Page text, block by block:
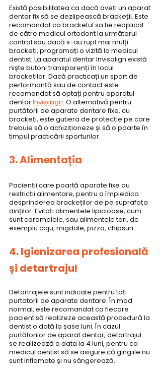
Există posibilitatea ca dacă aveți un aparat
dentar fix să se dezlipească brackeții. Este
recomandat ca bracketul sa fie reaplicat
de către medicul ortodont la următorul
control sau dacă s-au rupt mai mulți
brackeți, programați o vizită la medicul
dentist. La aparatul dentar Invisalign există
niște butoni transparenți în locul
brackeților. Dacă practicați un sport de
performanță sau de contact este
recomandat să optați pentru aparatul
dentar Invisalign. O alternativă pentru
purtătorii de aparate dentare fixe, cu
brackeți, este gutiera de protecție pe care
trebuie să o achiziționeze și să o poarte în
timpul practicării sporturilor.
3. Alimentația
Pacienții care poartă aparate fixe au
restricții alimentare, pentru a împiedica
desprinderea brackeților de pe suprafața
dinților. Evitați alimentele lipicioase, cum
sunt caramelele, sau alimentele tari, de
exemplu caju, migdale, pizza, chipsuri.
4. Igienizarea profesională
și detartrajul
Detartrajele sunt indicate pentru toți
purtatorii de aparate dentare. În mod
normal, este recomandat ca fiecare
pacient să realizeze această procedură la
dentist o dată la șase luni. În cazul
purtătorilor de aparat dentar, detartrajul
se realizează o data la 4 luni, pentru ca
medicul dentist să se asigure că gingiile nu
sunt inflamate și nu sângerează.